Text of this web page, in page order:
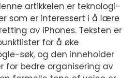
artikkelen er teknologi-
som er interessert i å lære
av iPhones. Teksten er
for å øke
søk, og den inneholder
for bedre organisering av